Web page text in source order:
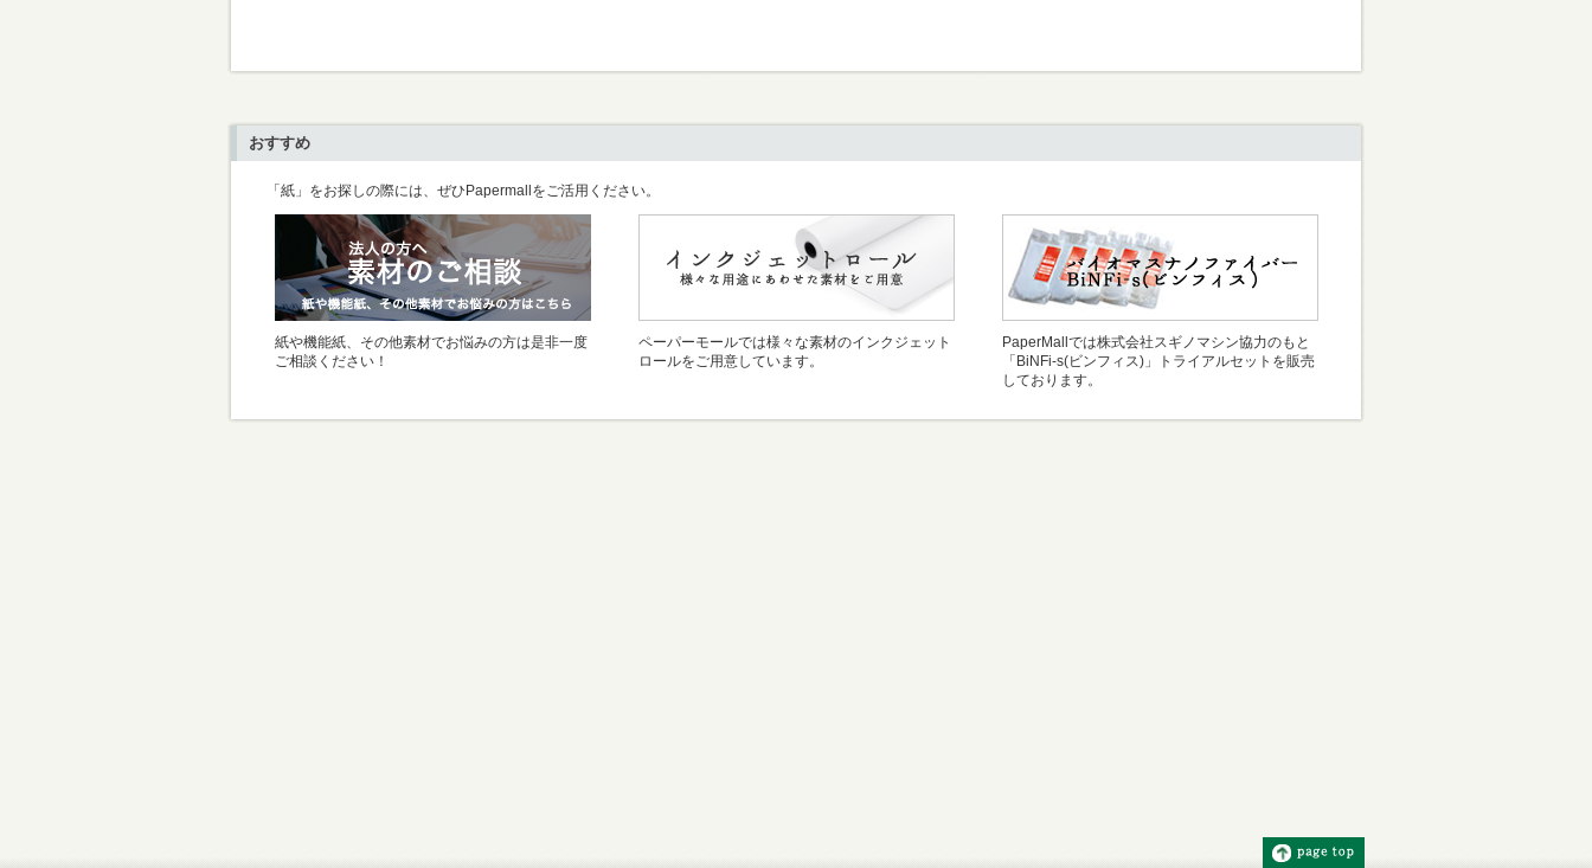
おすすめ
「紙」をお探しの際には、ぜひPapermallをご活用ください。
紙や機能紙、その他素材でお悩みの方は是非一度
ご相談ください！
ペーパーモールでは様々な素材のインクジェット
ロールをご用意しています。
PaperMallでは株式会社スギノマシン協力のもと
「BiNFi-s(ビンフィス)」トライアルセットを販売
しております。